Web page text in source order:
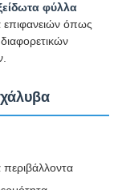
φύλλα
επιφανειών όπως
χάλυβα